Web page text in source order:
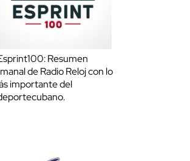
Resumen
de Radio Reloj con lo
importante del